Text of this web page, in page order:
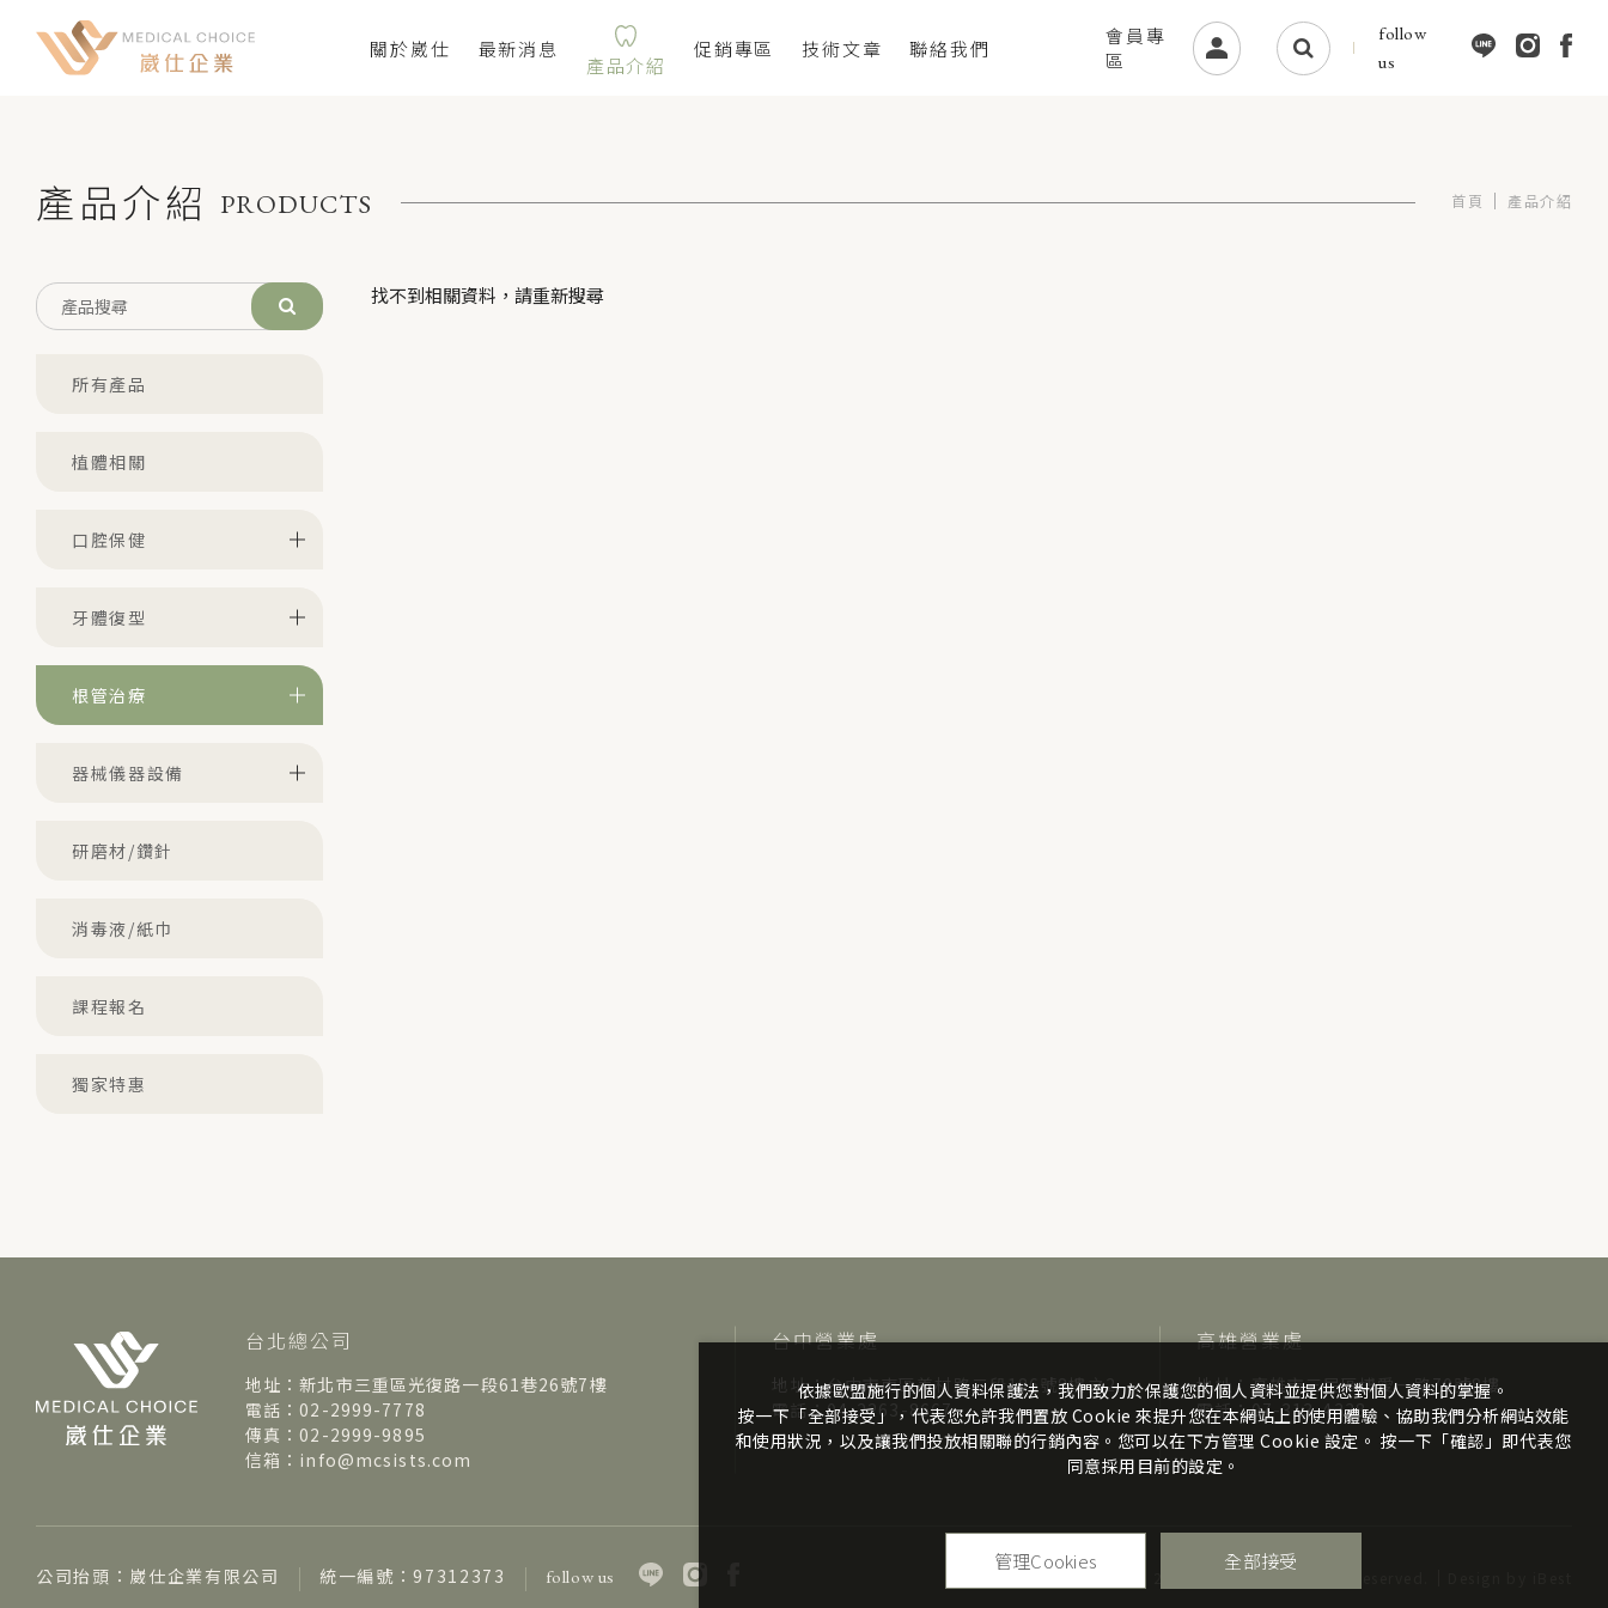
關於崴仕 最新消息
產品介紹
促銷專區 技術文章 聯絡我們
會員專
區
follow
us
產品介紹 PRODUCTS 首頁 產品介紹
所有產品
植體相關
口腔保健
牙體復型
根管治療
器械儀器設備
研磨材/鑽針
消毒液/紙巾
課程報名
獨家特惠
找不到相關資料，請重新搜尋
台北總公司
地址：新北市三重區光復路一段61巷26號7樓
電話：02-2999-7778
傳真：02-2999-9895
信箱：info@mcsists.com
台中營業處
地址：台中市南區美村路二段186號8樓之2
電話：04-2263-8667
高雄營業處
地址：高雄市三民區博愛一路70號8樓
電話：07-313-4338
公司抬頭：崴仕企業有限公司 統一編號：97312373 follow us
依據歐盟施行的個人資料保護法，我們致力於保護您的個人資料並提供您對個人資料的掌握。
按一下「全部接受」，代表您允許我們置放 Cookie 來提升您在本網站上的使用體驗、協助我們分析網站效能
和使用狀況，以及讓我們投放相關聯的行銷內容。您可以在下方管理 Cookie 設定。 按一下「確認」即代表您
同意採用目前的設定。
管理Cookies 全部接受